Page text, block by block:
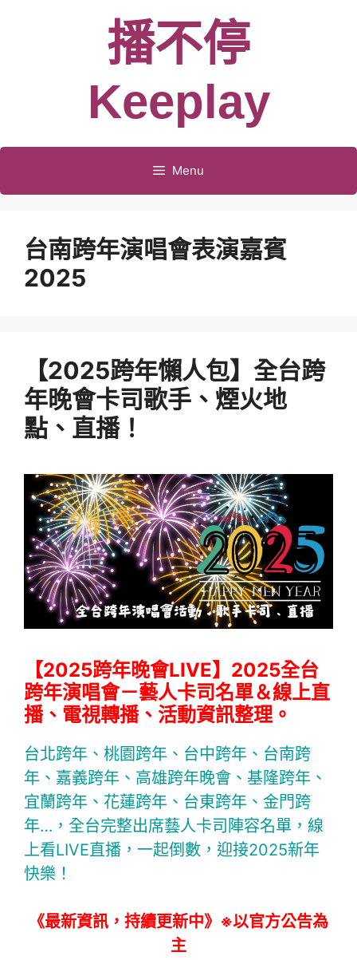
播不停
Keeplay
Menu
台南跨年演唱會表演嘉賓
2025
【2025跨年懶人包】全台跨
年晚會卡司歌手、煙火地
點、直播！
【2025跨年晚會LIVE】2025全台
跨年演唱會－藝人卡司名單＆線上直
播、電視轉播、活動資訊整理。
台北跨年、桃園跨年、台中跨年、台南跨
年、嘉義跨年、高雄跨年晚會、基隆跨年、
宜蘭跨年、花蓮跨年、台東跨年、金門跨
年…，全台完整出席藝人卡司陣容名單，線
上看LIVE直播，一起倒數，迎接2025新年
快樂！
《最新資訊，持續更新中》※以官方公告為
主